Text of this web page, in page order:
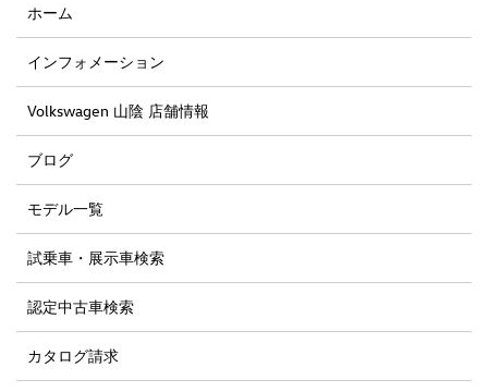
ホーム
インフォメーション
Volkswagen 山陰 店舗情報
ブログ
モデル一覧
試乗車・展示車検索
認定中古車検索
カタログ請求